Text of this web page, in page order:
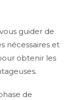
guider de
nécessaires et
obtenir les
de